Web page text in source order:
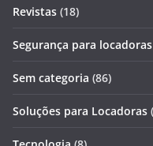
Revistas (18)
Segurança para locadoras
Sem categoria (86)
Soluções para Locadoras